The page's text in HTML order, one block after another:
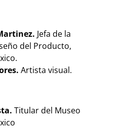
Jefa de la
del Producto,
Artista visual.
Titular del Museo